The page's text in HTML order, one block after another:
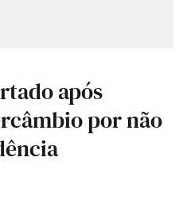
após
por não